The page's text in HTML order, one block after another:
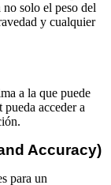
solo el peso del
y cualquier
a la que puede
acceder a
Accuracy)
para un